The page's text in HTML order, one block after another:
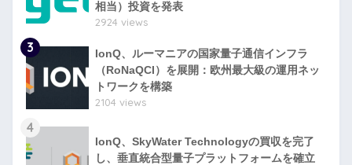
相当）投資を発表
2924 views
3
IonQ、ルーマニアの国家量子通信インフラ
（RoNaQCI）を展開：欧州最大級の運用ネッ
トワークを構築
2104 views
4
IonQ、SkyWater Technologyの買収を完了
し、垂直統合型量子プラットフォームを確立